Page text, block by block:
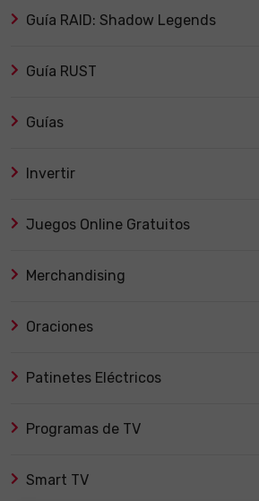
Guía RAID: Shadow Legends
Guía RUST
Guías
Invertir
Juegos Online Gratuitos
Merchandising
Oraciones
Patinetes Eléctricos
Programas de TV
Smart TV